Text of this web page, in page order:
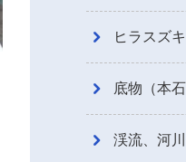
ヒラスズキ
底物（本
渓流、河